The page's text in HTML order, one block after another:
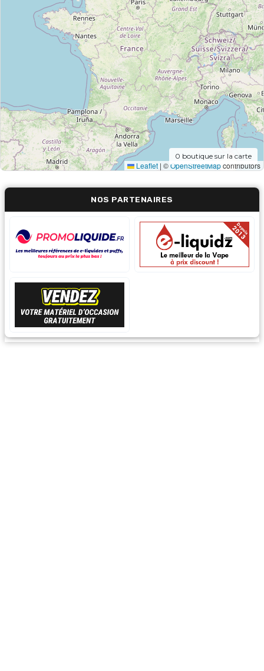
Leaflet | ©OpenStreetMapcontributors
0 boutique sur la carte
NOS PARTENAIRES